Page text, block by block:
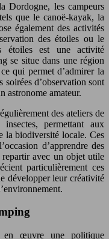
Dordogne, les campeurs
que le canoë-kayak, la
également des activités
des étoiles ou le
étoiles est une activité
se situe dans une région
qui permet d’admirer la
soirées d’observation sont
astronome amateur.
des ateliers de
permettant aux
la biodiversité locale. Ces
d’apprendre des
avec un objet utile
particulièrement ces
développer leur créativité
en œuvre une politique